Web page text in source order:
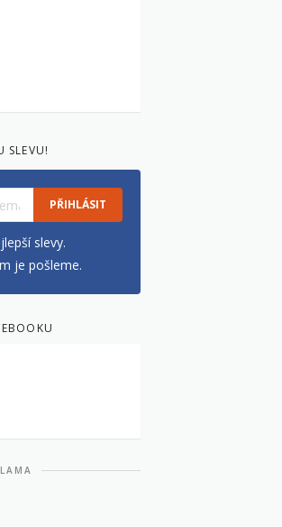
SLEVU!
PŘIHLÁSIT
slevy.
je pošleme.